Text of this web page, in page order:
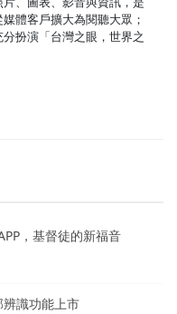
體客戶擴大為閱聽大眾；
扮演「台灣之眼，世界之
，基督徒的新福音
識功能上市